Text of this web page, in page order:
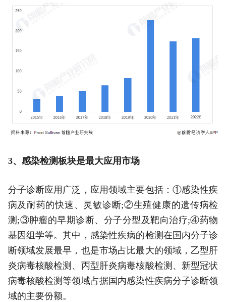
3、感染检测板块是最大应用市场
分子诊断应用广泛，应用领域主要包括：①感染性疾
病及耐药的快速、灵敏诊断;②生殖健康的遗传病检
测;③肿瘤的早期诊断、分子分型及靶向治疗;④药物
基因组学等。其中，感染性疾病的检测在国内分子诊
断领域发展最早，也是市场占比最大的领域，乙型肝
炎病毒核酸检测、丙型肝炎病毒核酸检测、新型冠状
病毒核酸检测等领域占据国内感染性疾病分子诊断领
域的主要份额。